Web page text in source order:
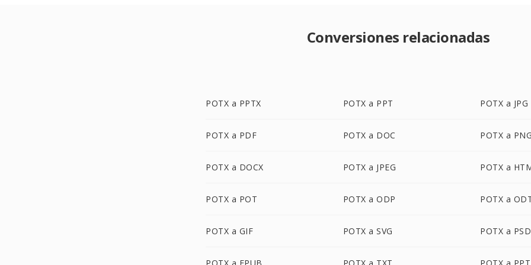
Conversiones relacionadas
POTX a PPTX POTX a PPT POTX a JPG
POTX a PDF POTX a DOC POTX a PNG
POTX a DOCX POTX a JPEG POTX a
POTX a POT POTX a ODP POTX a
POTX a GIF POTX a SVG POTX a PSD